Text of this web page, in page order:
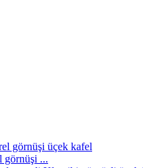
görnüşi ...